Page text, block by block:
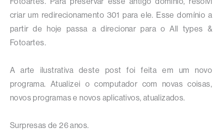
criar um redirecionamento 301 para ele. Esse domínio a
partir de hoje passa a direcionar para o All types &
Fotoartes.
A arte ilustrativa deste post foi feita em um novo
programa. Atualizei o computador com novas coisas,
novos programas e novos aplicativos, atualizados.
Surpresas de 26 anos.